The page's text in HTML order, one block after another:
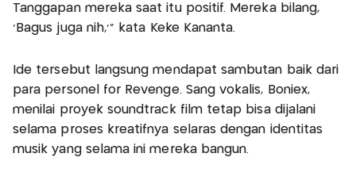
Tanggapan mereka saat itu positif. Mereka bilang,
'Bagus juga nih,'" kata Keke Kananta.
Ide tersebut langsung mendapat sambutan baik dari
para personel for Revenge. Sang vokalis, Boniex,
menilai proyek soundtrack film tetap bisa dijalani
selama proses kreatifnya selaras dengan identitas
musik yang selama ini mereka bangun.